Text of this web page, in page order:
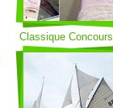
Classique Concours